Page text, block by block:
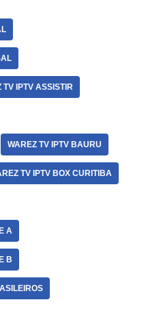
TV IPTV ASSISTIR
WAREZ TV IPTV BAURU
TV IPTV BOX CURITIBA
A
B